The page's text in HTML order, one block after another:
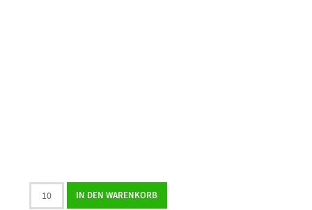
Herzpralinen
"Schön,
IN DEN WARENKORB